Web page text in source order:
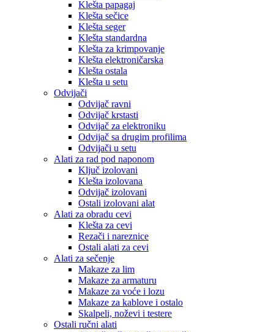
Klešta papagaj
Klešta sečice
Klešta seger
Klešta standardna
Klešta za krimpovanje
Klešta elektroničarska
Klešta ostala
Klešta u setu
Odvijači
Odvijač ravni
Odvijač krstasti
Odvijač za elektroniku
Odvijač sa drugim profilima
Odvijači u setu
Alati za rad pod naponom
Ključ izolovani
Klešta izolovana
Odvijač izolovani
Ostali izolovani alat
Alati za obradu cevi
Klešta za cevi
Rezači i nareznice
Ostali alati za cevi
Alati za sečenje
Makaze za lim
Makaze za armaturu
Makaze za voće i lozu
Makaze za kablove i ostalo
Skalpeli, noževi i testere
Ostali ručni alati